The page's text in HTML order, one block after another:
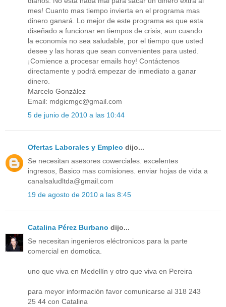
mes! Cuanto mas tiempo invierta en el programa mas
dinero ganará. Lo mejor de este programa es que esta
diseñado a funcionar en tiempos de crisis, aun cuando
la economía no sea saludable, por el tiempo que usted
desee y las horas que sean convenientes para usted.
¡Comience a procesar emails hoy! Contáctenos
directamente y podrá empezar de inmediato a ganar
dinero.
Marcelo González
Email: mdgicmgc@gmail.com
5 de junio de 2010 a las 10:44
Ofertas Laborales y Empleo dijo...
Se necesitan asesores cowerciales. excelentes
ingresos, Basico mas comisiones. enviar hojas de vida a
canalsaludltda@gmail.com
19 de agosto de 2010 a las 8:45
Catalina Pérez Burbano dijo...
Se necesitan ingenieros eléctronicos para la parte
comercial en domotica.
uno que viva en Medellín y otro que viva en Pereira
para meyor información favor comunicarse al 318 243
25 44 con Catalina